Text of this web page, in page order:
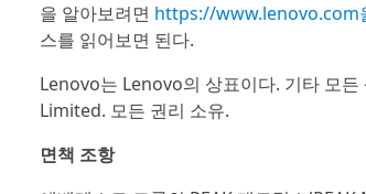
을 알아보려면 https://www.lenovo.com
스를 읽어보면 된다.
Lenovo는 Lenovo의 상표이다. 기타 모
Limited. 모든 권리 소유.
면책 조항